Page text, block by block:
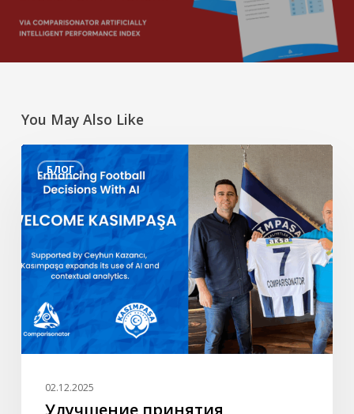
You May Also Like
БЛОГ
Улучшение
принятия
футбольных
решений
помощью
искусственного
интеллекта
Welcome
Kasımpaşa
02.12.2025
Улучшение принятия